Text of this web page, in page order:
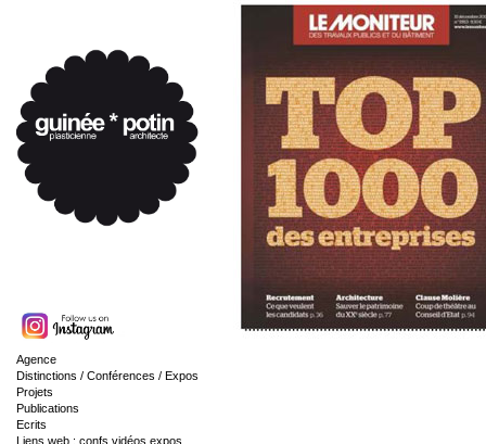
Agence
Distinctions / Conférences / Expos
Projets
Publications
Ecrits
Liens web : confs vidéos expos